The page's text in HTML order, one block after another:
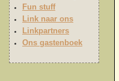
Fun stuff
Link naar ons
Linkpartners
Ons gastenboek